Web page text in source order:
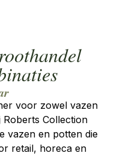
voor zowel vazen
Collection
vazen en potten die
retail, horeca en